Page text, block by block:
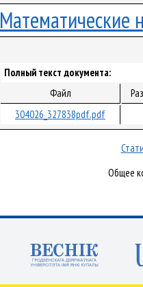
Математические
Полный текст документа:
Файл
304026_327838pdf.pdf
Общее